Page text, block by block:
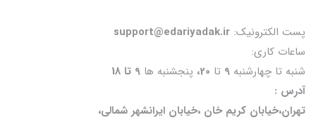
پست الکترونیک:
ساعات کاری:
شنبه تا چهارشنبه 9 تا 20، پنجشنبه ها
آدرس :
تهران،خیابان کریم خان ،خیابان ایرانشهر شمالی،